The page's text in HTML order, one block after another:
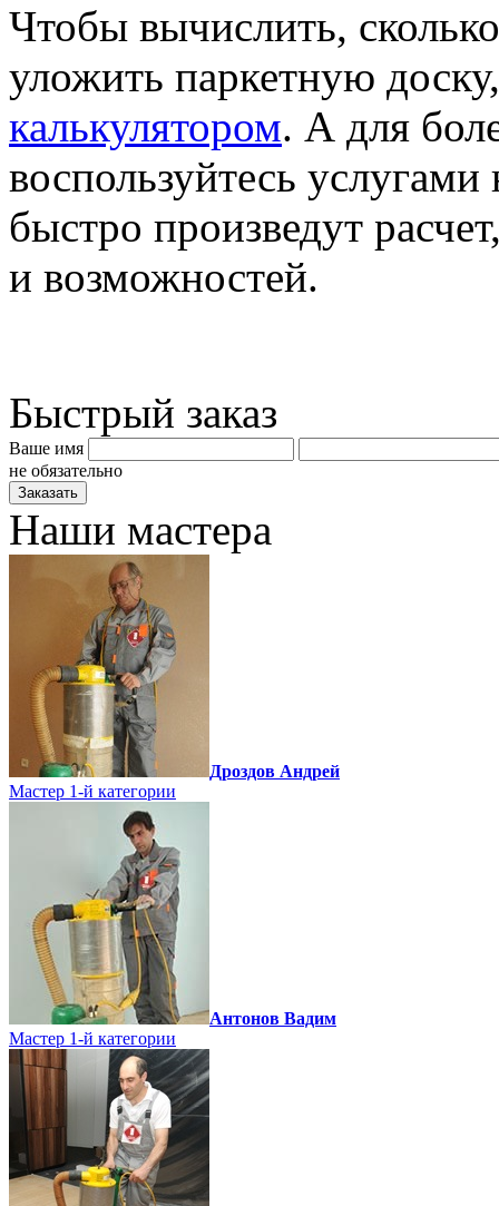
Чтобы вычислить,
уложить паркетную
калькулятором. А для
воспользуйтесь
быстро произведут
и возможностей.
Быстрый заказ
Ваше имя
не обязательно
Наши мастера
Дроздов Андрей
Мастер 1-й категории
Антонов Вадим
Мастер 1-й категории